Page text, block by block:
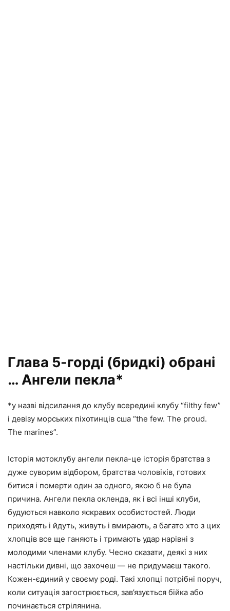
Глава 5-горді (бридкі) обрані
… Ангели пекла*
*у назві відсилання до клубу всередині клубу “filthy few”
і девізу морських піхотинців сша “the few. The proud.
The marines”.
Історія мотоклубу ангели пекла-це історія братства з
дуже суворим відбором, братства чоловіків, готових
битися і померти один за одного, якою б не була
причина. Ангели пекла окленда, як і всі інші клуби,
будуються навколо яскравих особистостей. Люди
приходять і йдуть, живуть і вмирають, а багато хто з цих
хлопців все ще ганяють і тримають удар нарівні з
молодими членами клубу. Чесно сказати, деякі з них
настільки дивні, що захочеш — не придумаєш такого.
Кожен-єдиний у своєму роді. Такі хлопці потрібні поруч,
коли ситуація загострюється, зав’язується бійка або
починається стрілянина.